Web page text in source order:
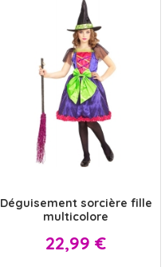
Déguisement sorcière fille
multicolore
Prix
22,99 €